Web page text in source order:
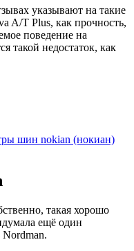
указывают на такие
A/T Plus, как прочность,
поведение на
такой недостаток, как
шин nokian (нокиан)
такая хорошо
ещё один